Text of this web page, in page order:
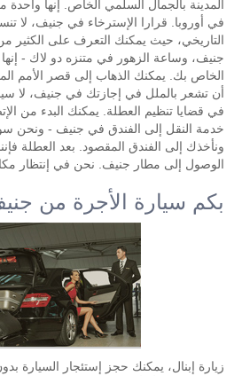
المدينة بالجمال السلمي الخاص. إنها واحدة
في أوروبا. قرارا الإسترخاء في جنيف، لا
التاريخي، حيث يمكنك التعرف على الكثير
جنيف، وساعة الزهور في متنزه دو لاك - إنها
الخاص بك. يمكنك الذهاب إلى قصر الأمم
أن تشعر بالملل في إجازتك في جنيف، لا
في قضايا تنظيم العطلة. يمكنك البدء من
خدمة النقل إلى الفندق في جنيف - ونحن
ونأخذك إلى الفندق المقصود. بعد العطلة
الوصول إلى مطار جنيف. نحن في إنتظار
بكم سيارة الأجرة من
زيارة إبنال، يمكنك حجز إستئجار السيارة